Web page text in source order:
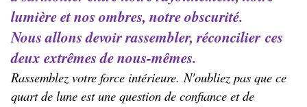
lumière et nos ombres, notre obscurité.
Nous allons devoir rassembler, réconcilier ces
deux extrêmes de nous-mêmes.
Rassemblez votre force intérieure. N'oubliez pas que ce
quart de lune est une question de confiance et de